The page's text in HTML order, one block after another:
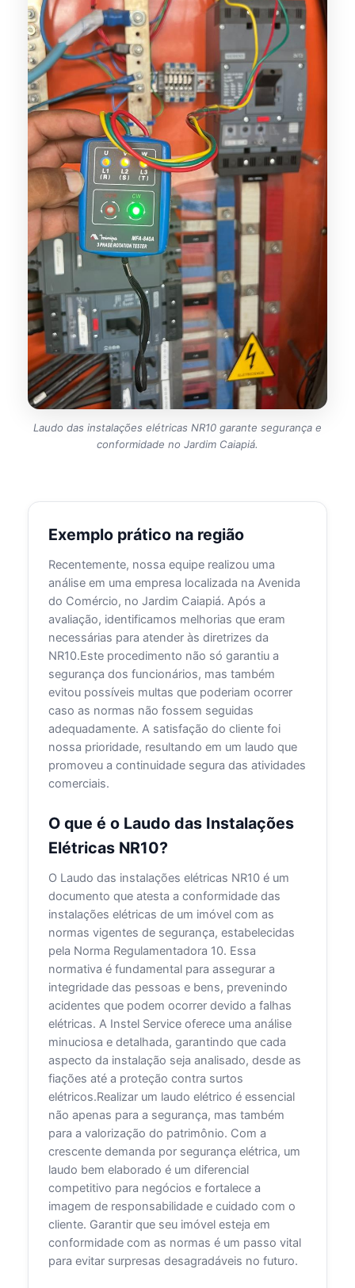
Laudo das instalações elétricas NR10 garante segurança e
conformidade no Jardim Caiapiá.
Exemplo prático na região
Recentemente, nossa equipe realizou uma
análise em uma empresa localizada na Avenida
do Comércio, no Jardim Caiapiá. Após a
avaliação, identificamos melhorias que eram
necessárias para atender às diretrizes da
NR10.Este procedimento não só garantiu a
segurança dos funcionários, mas também
evitou possíveis multas que poderiam ocorrer
caso as normas não fossem seguidas
adequadamente. A satisfação do cliente foi
nossa prioridade, resultando em um laudo que
promoveu a continuidade segura das atividades
comerciais.
O que é o Laudo das Instalações
Elétricas NR10?
O Laudo das instalações elétricas NR10 é um
documento que atesta a conformidade das
instalações elétricas de um imóvel com as
normas vigentes de segurança, estabelecidas
pela Norma Regulamentadora 10. Essa
normativa é fundamental para assegurar a
integridade das pessoas e bens, prevenindo
acidentes que podem ocorrer devido a falhas
elétricas. A Instel Service oferece uma análise
minuciosa e detalhada, garantindo que cada
aspecto da instalação seja analisado, desde as
fiações até a proteção contra surtos
elétricos.Realizar um laudo elétrico é essencial
não apenas para a segurança, mas também
para a valorização do patrimônio. Com a
crescente demanda por segurança elétrica, um
laudo bem elaborado é um diferencial
competitivo para negócios e fortalece a
imagem de responsabilidade e cuidado com o
cliente. Garantir que seu imóvel esteja em
conformidade com as normas é um passo vital
para evitar surpresas desagradáveis no futuro.